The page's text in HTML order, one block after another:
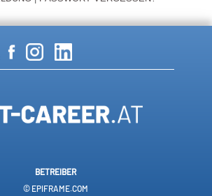
BETREIBER
© EPIFRAME.COM